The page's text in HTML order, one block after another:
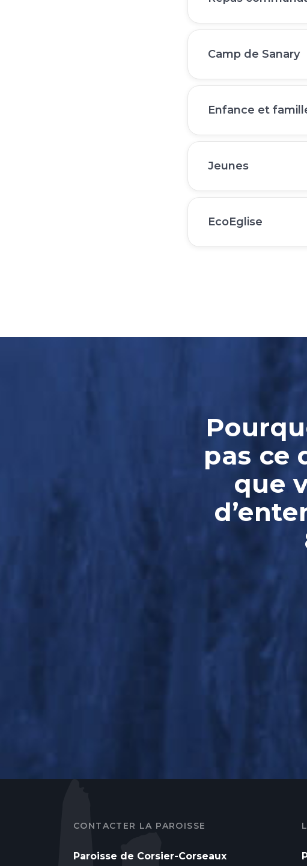
Camp de Sanary
Enfance et
Jeunes
EcoEglise
pas ce
que
CONTACTER LA PAROISSE
Paroisse de Corsier-Corseaux